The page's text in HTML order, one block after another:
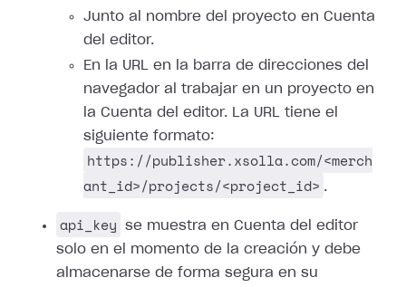
Junto al nombre del proyecto en Cuenta
del editor.
En la URL en la barra de direcciones del
navegador al trabajar en un proyecto en
la Cuenta del editor. La URL tiene el
siguiente formato:
https://publisher.xsolla.com/<merch
ant_id>/projects/<project_id> .
api_key
se muestra en Cuenta del editor
solo en el momento de la creación y debe
almacenarse de forma segura en su